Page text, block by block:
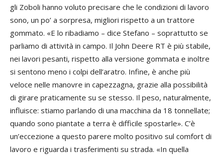
gli Zoboli hanno voluto precisare che le condizioni di lavoro
sono, un po’ a sorpresa, migliori rispetto a un trattore
gommato. «E lo ribadiamo – dice Stefano – soprattutto se
parliamo di attività in campo. Il John Deere RT è più stabile,
nei lavori pesanti, rispetto alla versione gommata e inoltre
si sentono meno i colpi dell’aratro. Infine, è anche più
veloce nelle manovre in capezzagna, grazie alla possibilità
di girare praticamente su se stesso. Il peso, naturalmente,
influisce: stiamo parlando di una macchina da 18 tonnellate;
quando sono piantate a terra è difficile spostarle». C’è
un’eccezione a questo parere molto positivo sul comfort di
lavoro e riguarda i trasferimenti su strada. «In quella